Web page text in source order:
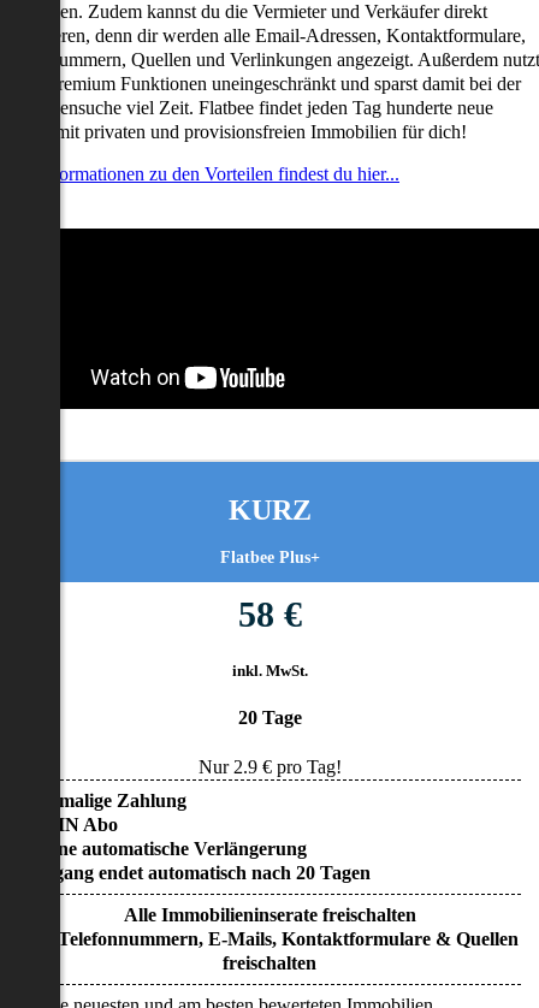
Zudem kannst du die Vermieter und Verkäufer direkt
denn dir werden alle Email-Adressen, Kontaktformulare,
Quellen und Verlinkungen angezeigt. Außerdem nutzt
alle Premium Funktionen uneingeschränkt und sparst damit bei der
viel Zeit. Flatbee findet jeden Tag hunderte neue
mit privaten und provisionsfreien Immobilien für dich!
Informationen zu den Vorteilen findest du hier...
KURZ
Flatbee Plus+
58 €
inkl. MwSt.
20 Tage
Nur 2.9€ pro Tag!
• Einmalige Zahlung
• KEIN Abo
• Keine automatische Verlängerung
• Zugang endet automatisch nach 20 Tagen
Alle Immobilieninserate freischalten
Alle Telefonnummern, E-Mails, Kontaktformulare & Quellen
freischalten